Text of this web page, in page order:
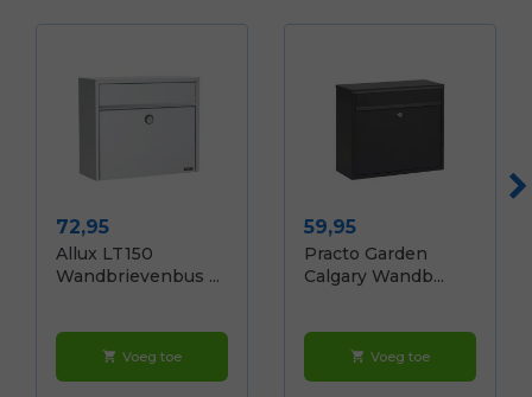
Prijs
72,95
Allux LT150
Wandbrievenbus ...
shopping_cart Voeg toe
Prijs
59,95
Practo Garden
Calgary Wandb...
shopping_cart Voeg toe